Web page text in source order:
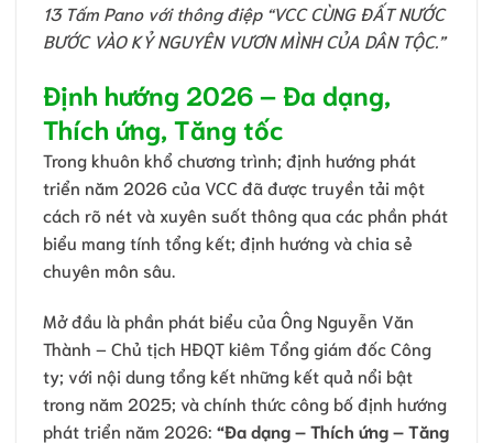
13 Tấm Pano với thông điệp “VCC CÙNG ĐẤT NƯỚC
BƯỚC VÀO KỶ NGUYÊN VƯƠN MÌNH CỦA DÂN TỘC.”
Định hướng 2026 – Đa dạng,
Thích ứng, Tăng tốc
Trong khuôn khổ chương trình; định hướng phát
triển năm 2026 của VCC đã được truyền tải một
cách rõ nét và xuyên suốt thông qua các phần phát
biểu mang tính tổng kết; định hướng và chia sẻ
chuyên môn sâu.
Mở đầu là phần phát biểu của Ông Nguyễn Văn
Thành – Chủ tịch HĐQT kiêm Tổng giám đốc Công
ty; với nội dung tổng kết những kết quả nổi bật
trong năm 2025; và chính thức công bố định hướng
phát triển năm 2026: “Đa dạng – Thích ứng – Tăng